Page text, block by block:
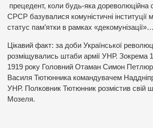
прецедент, коли будь-яка дореволюційна
СРСР базувалися комуністичні інституції
статус пам’ятки в рамках «декомунізації»…
Цікавий факт: за доби Української
розміщувались штаби армії УНР. Зокрема
1919 року Головний Отаман Симон
Василя Тютюнника командувачем
УНР. Полковник Тютюнник розмістив свій
Мозеля.